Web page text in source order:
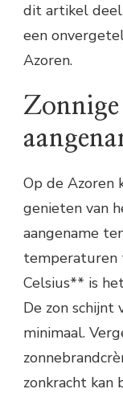
dit artikel deel
een
Azoren.
Zonnige
Op de Azoren
genieten van
aangename
temperaturen
Celsius** is
De zon schijnt
minimaal.
zonkracht kan